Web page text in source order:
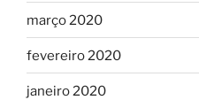
março 2020
fevereiro 2020
janeiro 2020